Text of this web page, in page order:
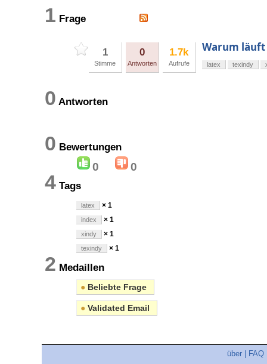
1 Frage
1
Stimme
0
Antworten
1.7k
Aufrufe
Warum
latex texindy
0 Antworten
0 Bewertungen
0 0
4 Tags
latex × 1
index × 1
xindy × 1
texindy × 1
2 Medaillen
● Beliebte Frage
● Validated Email
über FAQ